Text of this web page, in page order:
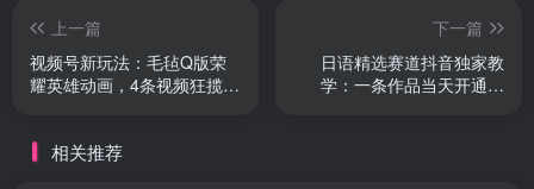
上一篇
视频号新玩法：毛毡Q版荣
耀英雄动画，4条视频狂揽
下一篇
日语精选赛道抖音独家教
学：一条作品当天开通精
相关推荐